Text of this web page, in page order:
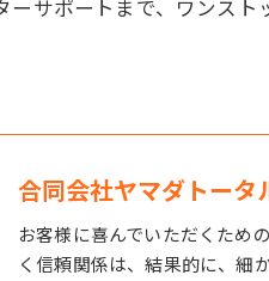
ーサポートまで、ワンス
合同会社ヤマダトータ
お客様に喜んでいただくため
く信頼関係は、結果的に、細